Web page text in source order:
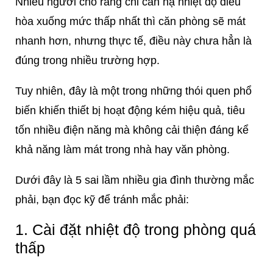
hòa xuống mức thấp nhất thì căn phòng sẽ mát
nhanh hơn, nhưng thực tế, điều này chưa hẳn là
đúng trong nhiều trường hợp.
Tuy nhiên, đây là một trong những thói quen phổ
biến khiến thiết bị hoạt động kém hiệu quả, tiêu
tốn nhiều điện năng mà không cải thiện đáng kể
khả năng làm mát trong nhà hay văn phòng.
Dưới đây là 5 sai lầm nhiều gia đình thường mắc
phải, bạn đọc kỹ để tránh mắc phải:
1. Cài đặt nhiệt độ trong phòng quá
thấp